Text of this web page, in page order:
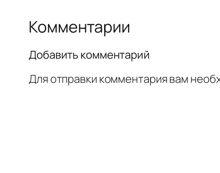
Комментарии
Добавить комментарий
Для отправки комментария вам